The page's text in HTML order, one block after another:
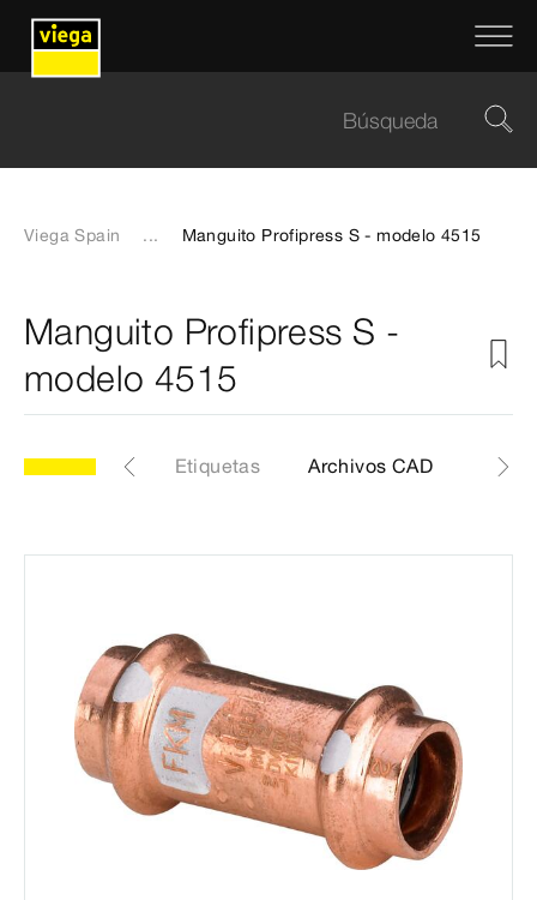
Viega Spain ... Manguito Profipress S - modelo 4515
Manguito Profipress S -
modelo 4515
Artículo Etiquetas Archivos CAD